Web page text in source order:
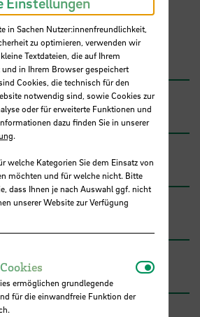
Prof.
Fakultät 5
Projekt
Fonds
in Sachen Nutzer:innenfreundlichkeit,
zu optimieren, verwenden wir
Textdateien, die auf Ihrem
und in Ihrem Browser gespeichert
Cookies, die technisch für den
notwendig sind, sowie Cookies zur
oder für erweiterte Funktionen und
dazu finden Sie in unserer
.
welche Kategorien Sie dem Einsatz von
möchten und für welche nicht. Bitte
dass Ihnen je nach Auswahl ggf. nicht
unserer Website zur Verfügung
ermöglichen grundlegende
für die einwandfreie Funktion der